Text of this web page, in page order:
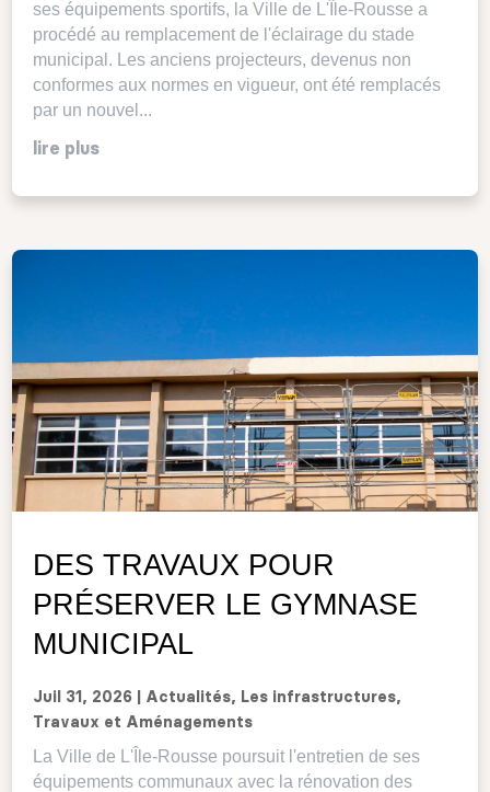
ses équipements sportifs, la Ville de L'Île-Rousse a
procédé au remplacement de l'éclairage du stade
municipal. Les anciens projecteurs, devenus non
conformes aux normes en vigueur, ont été remplacés
par un nouvel...
lire plus
DES TRAVAUX POUR
PRÉSERVER LE GYMNASE
MUNICIPAL
Juil 31, 2026 Actualités, Les infrastructures,
Travaux et Aménagements
La Ville de L'Île-Rousse poursuit l'entretien de ses
équipements communaux avec la rénovation des